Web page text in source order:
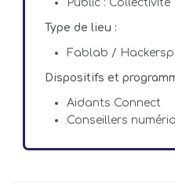
Public : Collectivité
Type de lieu :
Fablab /
Dispositifs et
Aidants Connect
Conseillers